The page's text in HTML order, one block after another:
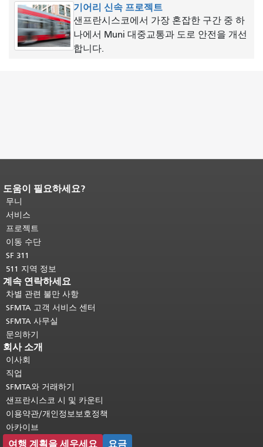
기어리 신속 프로젝트
샌프란시스코에서 가장 혼잡한 구간 중 하
나에서 Muni 대중교통과 도로 안전을 개선
합니다.
페이지 내용 끝입니다.이 페이지의 나
머지 내용은 모든 페이지에 반복됩니
다.메인 콘텐츠 상단으로 돌아가려면
여기를 클릭하십시오
도움이 필요하세요?
무니
서비스
프로젝트
이동 수단
SF 311
511 지역 정보
계속 연락하세요
차별 관련 불만 사항
SFMTA 고객 서비스 센터
SFMTA 사무실
문의하기
회사 소개
이사회
직업
SFMTA와 거래하기
샌프란시스코 시 및 카운티
이용약관/개인정보보호정책
아카이브
여행 계획을 세우세요 요금